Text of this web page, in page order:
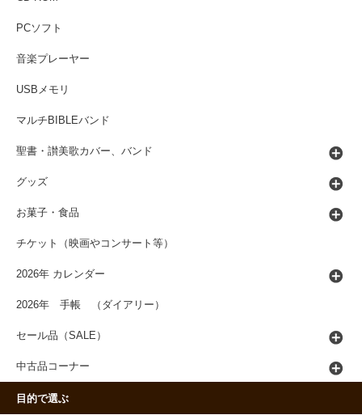
PCソフト
音楽プレーヤー
USBメモリ
マルチBIBLEバンド
聖書・讃美歌カバー、バンド
グッズ
お菓子・食品
チケット（映画やコンサート等）
2026年 カレンダー
2026年 手帳 （ダイアリー）
セール品（SALE）
中古品コーナー
目的で選ぶ